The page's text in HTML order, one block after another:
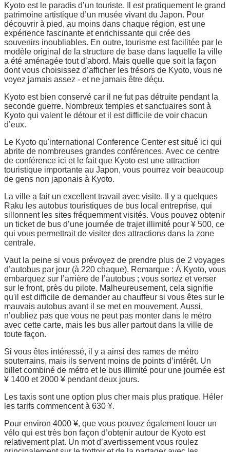
Kyoto est le paradis d’un touriste. Il est pratiquement le grand
patrimoine artistique d’un musée vivant du Japon. Pour
découvrir à pied, au moins dans chaque région, est une
expérience fascinante et enrichissante qui crée des
souvenirs inoubliables. En outre, tourisme est facilitée par le
modèle original de la structure de base dans laquelle la ville
a été aménagée tout d’abord. Mais quelle que soit la façon
dont vous choisissez d’afficher les trésors de Kyoto, vous ne
voyez jamais assez - et ne jamais être déçu.
Kyoto est bien conservé car il ne fut pas détruite pendant la
seconde guerre. Nombreux temples et sanctuaires sont à
Kyoto qui valent le détour et il est difficile de voir chacun
d’eux.
Le Kyoto qu'international Conference Center est situé ici qui
abrite de nombreuses grandes conférences. Avec ce centre
de conférence ici et le fait que Kyoto est une attraction
touristique importante au Japon, vous pourrez voir beaucoup
de gens non japonais à Kyoto.
La ville a fait un excellent travail avec visite. Il y a quelques
Raku les autobus touristiques de bus local entreprise, qui
sillonnent les sites fréquemment visités. Vous pouvez obtenir
un ticket de bus d’une journée de trajet illimité pour ¥ 500, ce
qui vous permettrait de visiter des attractions dans la zone
centrale.
Vaut la peine si vous prévoyez de prendre plus de 2 voyages
d’autobus par jour (à 220 chaque). Remarque : À Kyoto, vous
embarquez sur l’arrière de l’autobus ; vous sortez et verser
sur le front, près du pilote. Malheureusement, cela signifie
qu'il est difficile de demander au chauffeur si vous êtes sur le
mauvais autobus avant il se met en mouvement. Aussi,
n’oubliez pas que vous ne peut pas monter dans le métro
avec cette carte, mais les bus aller partout dans la ville de
toute façon.
Si vous êtes intéressé, il y a ainsi des rames de métro
souterrains, mais ils servent moins de points d’intérêt. Un
billet combiné de métro et le bus illimité pour une journée est
¥ 1400 et 2000 ¥ pendant deux jours.
Les taxis sont une option plus cher mais plus pratique. Héler
les tarifs commencent à 630 ¥.
Pour environ 4000 ¥, que vous pouvez également louer un
vélo qui est très bon façon d’obtenir autour de Kyoto est
relativement plat. Un mot d’avertissement vous roulez